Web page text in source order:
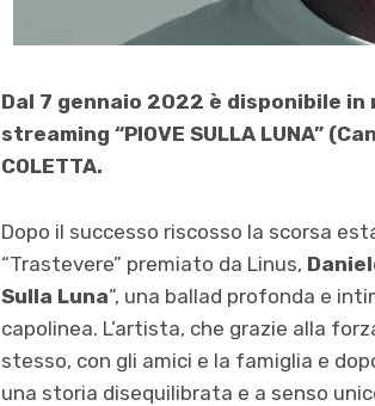
Dal 7 gennaio 2022 è disponibile
streaming “PIOVE SULLA LUNA”
COLETTA.
Dopo il successo riscosso la scorsa
“Trastevere” premiato da Linus,
Sulla Luna”, una ballad profonda e
capolinea. L’artista, che grazie alla
stesso, con gli amici e la famiglia e
una storia disequilibrata e a senso